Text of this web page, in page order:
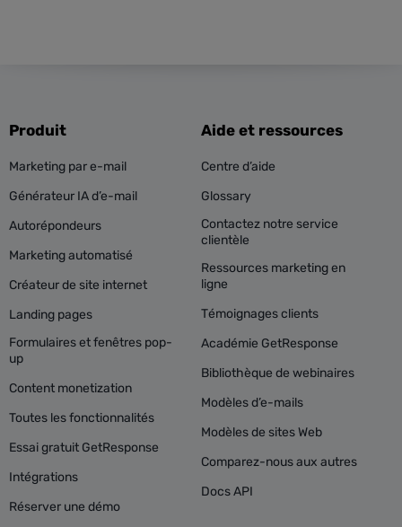
Produit
Marketing par e-mail
Générateur IA d’e-mail
Autorépondeurs
Marketing automatisé
Créateur de site internet
Landing pages
Formulaires et fenêtres pop-
up
Content monetization
Toutes les fonctionnalités
Essai gratuit GetResponse
Intégrations
Réserver une démo
Aide et ressources
Centre d’aide
Glossary
Contactez notre service
clientèle
Ressources marketing en
ligne
Témoignages clients
Académie GetResponse
Bibliothèque de webinaires
Modèles d’e-mails
Modèles de sites Web
Comparez-nous aux autres
Docs API